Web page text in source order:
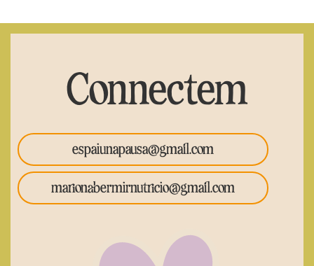
Connectem
espaiunapausa@gmail.com
marionabermirnutricio@gmail.com